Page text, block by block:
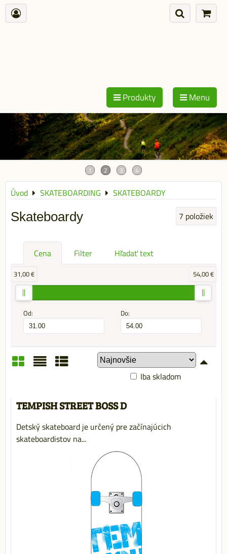
Produkty Menu
Úvod SKATEBOARDING SKATEBOARDY
Skateboardy 7 položiek
Cena Filter Hľadať text
Od: Do:
31,00 € 54,00 €
Iba skladom
TEMPISH STREET BOSS D
Detský skateboard je určený pre začínajúcich
skateboardistov na...